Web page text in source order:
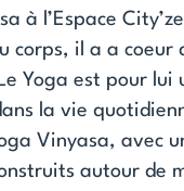
à l’Espace
corps, il a a
Yoga est pour lui
la vie
Vinyasa, avec
autour de